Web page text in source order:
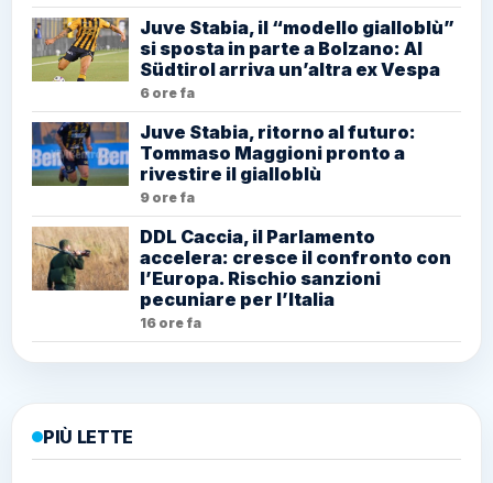
Juve Stabia, il “modello gialloblù”
si sposta in parte a Bolzano: Al
Südtirol arriva un’altra ex Vespa
6 ore fa
Juve Stabia, ritorno al futuro:
Tommaso Maggioni pronto a
rivestire il gialloblù
9 ore fa
DDL Caccia, il Parlamento
accelera: cresce il confronto con
l’Europa. Rischio sanzioni
pecuniare per l’Italia
16 ore fa
PIÙ LETTE